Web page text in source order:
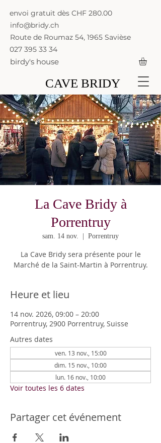
CAVE BRIDY
envoi gratuit dès CHF 280.00
027 395 33 34
Route de Roumaz 54, 1965 Savièse
info@bridy.ch
birdy's house
La Cave Bridy à
Porrentruy
sam. 14 nov.
  |
Porrentruy
La Cave Bridy sera présente pour le
Marché de la Saint-Martin à Porrentruy.
Heure et lieu
14 nov. 2026, 09:00 – 20:00
Porrentruy, 2900 Porrentruy, Suisse
Autres dates
ven. 13 nov., 15:00
dim. 15 nov., 10:00
lun. 16 nov., 10:00
Voir toutes les 6 dates
Partager cet événement